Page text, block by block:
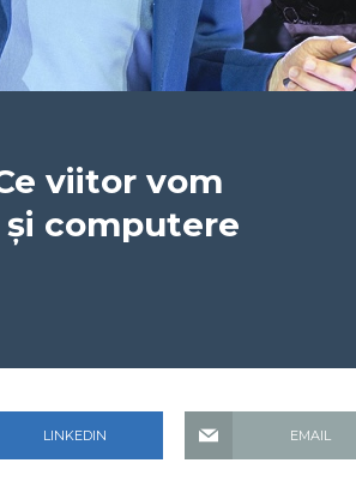
viitor vom
computere
LINKEDIN EMAIL